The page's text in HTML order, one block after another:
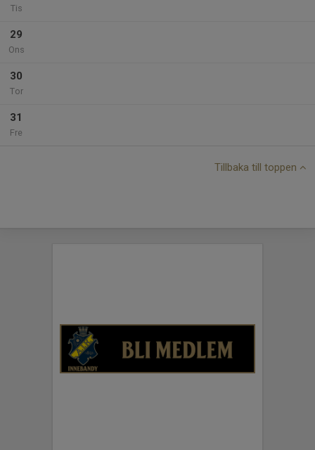
Tis
29
Ons
30
Tor
31
Fre
Tillbaka till toppen